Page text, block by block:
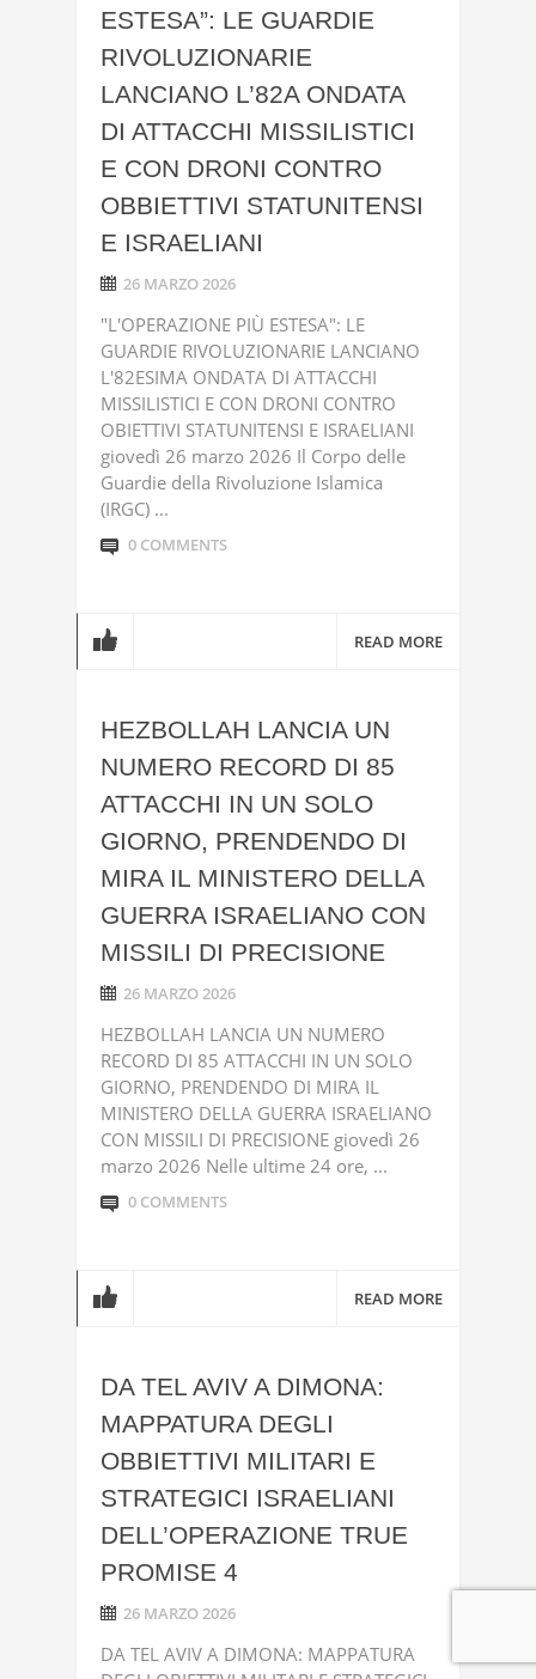
ESTESA”: LE GUARDIE
RIVOLUZIONARIE
LANCIANO L’82A ONDATA
DI ATTACCHI MISSILISTICI
E CON DRONI CONTRO
OBBIETTIVI STATUNITENSI
E ISRAELIANI
26 MARZO 2026
"L'OPERAZIONE PIÙ ESTESA": LE
GUARDIE RIVOLUZIONARIE LANCIANO
L'82ESIMA ONDATA DI ATTACCHI
MISSILISTICI E CON DRONI CONTRO
OBIETTIVI STATUNITENSI E ISRAELIANI
giovedì 26 marzo 2026 Il Corpo delle
Guardie della Rivoluzione Islamica
(IRGC) ...
0 COMMENTS
READ MORE
HEZBOLLAH LANCIA UN
NUMERO RECORD DI 85
ATTACCHI IN UN SOLO
GIORNO, PRENDENDO DI
MIRA IL MINISTERO DELLA
GUERRA ISRAELIANO CON
MISSILI DI PRECISIONE
26 MARZO 2026
HEZBOLLAH LANCIA UN NUMERO
RECORD DI 85 ATTACCHI IN UN SOLO
GIORNO, PRENDENDO DI MIRA IL
MINISTERO DELLA GUERRA ISRAELIANO
CON MISSILI DI PRECISIONE giovedì 26
marzo 2026 Nelle ultime 24 ore, ...
0 COMMENTS
READ MORE
DA TEL AVIV A DIMONA:
MAPPATURA DEGLI
OBBIETTIVI MILITARI E
STRATEGICI ISRAELIANI
DELL’OPERAZIONE TRUE
PROMISE 4
26 MARZO 2026
DA TEL AVIV A DIMONA: MAPPATURA